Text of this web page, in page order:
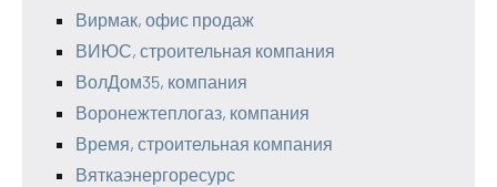
Вирмак, офис продаж
ВИЮС, строительная компания
ВолДом35, компания
Воронежтеплогаз, компания
Время, строительная компания
Вяткаэнергоресурс